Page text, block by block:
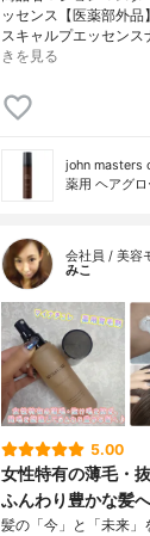
ッセンス【医薬部外品
スキャルプエッセン
きを見る
john masters
薬用 ヘアグ
会社員 / 美容
みこ
5.00
女性特有の薄毛・
ふんわり豊かな髪
髪の「今」と「未来」